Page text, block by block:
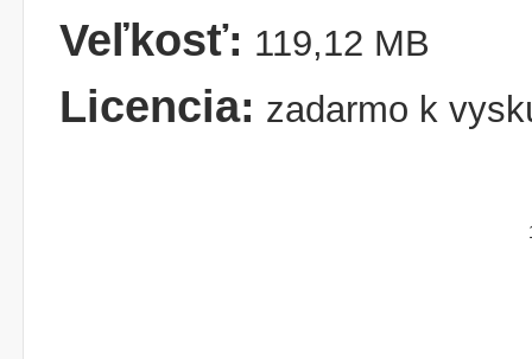
Veľkosť: 119,12 MB
Licencia: zadarmo k